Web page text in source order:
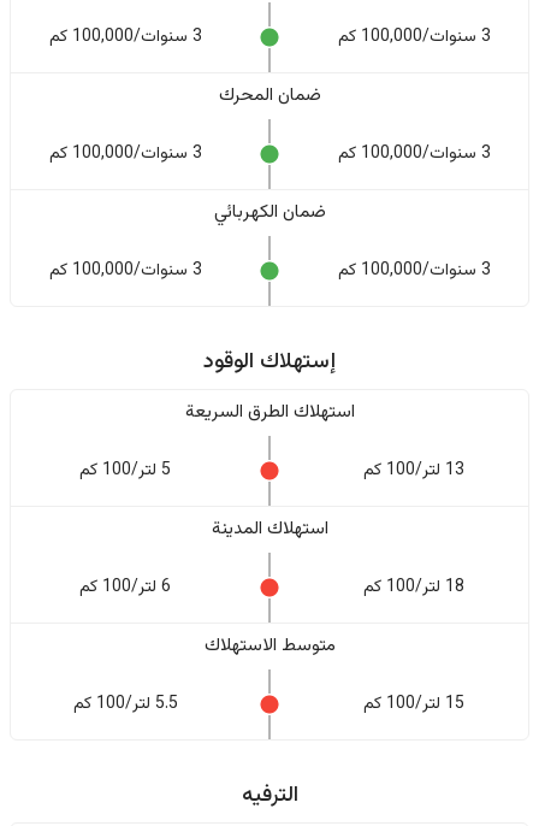
3 سنوات/100,000 كم 3 سنوات/100,000 كم
ضمان المحرك
3 سنوات/100,000 كم 3 سنوات/100,000 كم
ضمان الكهربائي
3 سنوات/100,000 كم 3 سنوات/100,000 كم
إستهلاك الوقود
استهلاك الطرق السريعة
13 لتر/100 كم 5 لتر/100 كم
استهلاك المدينة
18 لتر/100 كم 6 لتر/100 كم
متوسط الاستهلاك
15 لتر/100 كم 5.5 لتر/100 كم
الترفيه